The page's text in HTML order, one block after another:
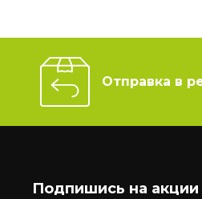
Отправка в
Подпишись на акции